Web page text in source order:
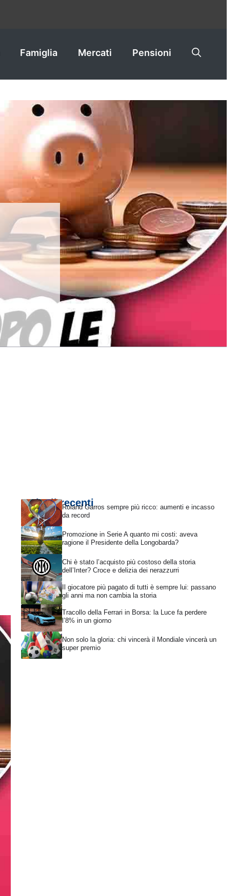
Famiglia Mercati Pensioni
Articoli recentiRoland Garros sempre più ricco: aumenti e incasso
da record
Promozione in Serie A quanto mi costi: aveva
ragione il Presidente della Longobarda?
Chi è stato l’acquisto più costoso della storia
dell’Inter? Croce e delizia dei nerazzurri
Il giocatore più pagato di tutti è sempre lui: passano
gli anni ma non cambia la storia
Tracollo della Ferrari in Borsa: la Luce fa perdere
l’8% in un giorno
Non solo la gloria: chi vincerà il Mondiale vincerà un
super premio